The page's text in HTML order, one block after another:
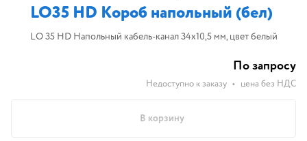
LO35 HD Короб напольный (бел)
LO 35 HD Напольный кабель-канал 34х10,5 мм, цвет белый
По запросу
Недоступно к заказу • цена без НДС
В корзину